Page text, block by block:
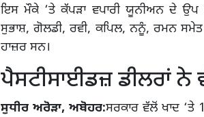
ਇਸ ਮੌਕੇ ‘ਤੇ ਕੱਪੜਾ ਵਪਾਰੀ ਯੂਨੀਅਨ ਦੇ ਉਪ
ਸੁਭਾਸ਼, ਗੋਲਡੀ, ਰਵੀ, ਕਪਿਲ, ਨਨੂੰ, ਰਮਨ ਸਮੇਤ
ਹਾਜ਼ਰ ਸਨ।
ਪੈਸਟੀਸਾਈਡਜ਼ ਡੀਲਰਾਂ ਨੇ
ਸੁਧੀਰ ਅਰੋੜਾ, ਅਬੋਹਰ:ਸਰਕਾਰ ਵੱਲੋਂ ਖਾਦ ‘ਤੇ